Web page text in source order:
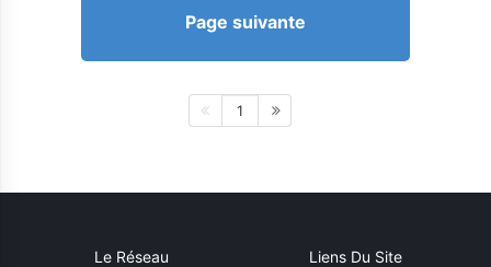
Page suivante
1
Le Réseau Liens Du Site